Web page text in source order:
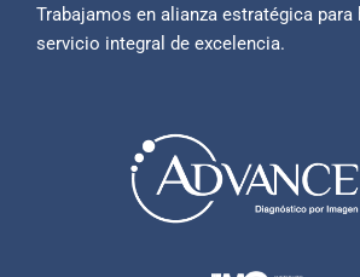
Trabajamos en alianza estratégica para
servicio integral de excelencia.